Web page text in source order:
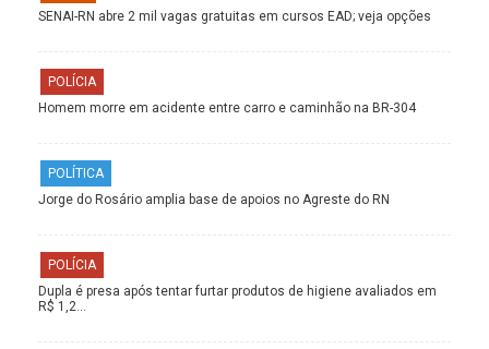
SENAI-RN abre 2 mil vagas gratuitas em cursos EAD; veja opções
POLÍCIA
Homem morre em acidente entre carro e caminhão na BR-304
POLÍTICA
Jorge do Rosário amplia base de apoios no Agreste do RN
POLÍCIA
Dupla é presa após tentar furtar produtos de higiene avaliados em
R$ 1,2…